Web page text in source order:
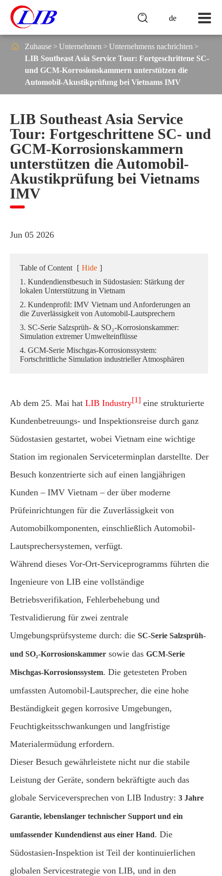
de

 Zuhause Unternehmen
Unternehmens nachrichten
LIB Southeast Asia Service Tour: Fortgeschrittene SC-
und GCM-Korrosionskammern unterstützen die
Automobil-Akustikprüfung bei Vietnams IMV
LIB Southeast Asia Service
Tour: Fortgeschrittene SC- und
GCM-Korrosionskammern
unterstützen die Automobil-
Akustikprüfung bei Vietnams
IMV
Jun 05 2026
Table of Content [ Hide ]
1. Kundendienstbesuch in Südostasien: Stärkung der
lokalen Unterstützung in Vietnam
2. Kundenprofil: IMV Vietnam und Anforderungen an
die Zuverlässigkeit von Automobil-Lautsprechern
3. SC-Serie Salzsprüh- & SO₂-Korrosionskammer:
Simulation extremer Umwelteinflüsse
4. GCM-Serie Mischgas-Korrosionssystem:
Fortschrittliche Simulation industrieller Atmosphären
Ab dem 25. Mai hat LIB Industry[1] eine strukturierte
Kundenbetreuungs- und Inspektionsreise durch ganz
Südostasien gestartet, wobei Vietnam eine wichtige
Station im regionalen Serviceterminplan darstellte. Der
Besuch konzentrierte sich auf einen langjährigen
Kunden – IMV Vietnam – der über moderne
Prüfeinrichtungen für die Zuverlässigkeit von
Automobilkomponenten, einschließlich Automobil-
Lautsprechersystemen, verfügt.
Während dieses Vor-Ort-Serviceprogramms führten die
Ingenieure von LIB eine vollständige
Betriebsverifikation, Fehlerbehebung und
Testvalidierung für zwei zentrale
Umgebungsprüfsysteme durch: die SC-Serie Salzsprüh-
und SO₂-Korrosionskammer sowie das GCM-Serie
Mischgas-Korrosionssystem. Die getesteten Proben
umfassten Automobil-Lautsprecher, die eine hohe
Beständigkeit gegen korrosive Umgebungen,
Feuchtigkeitsschwankungen und langfristige
Materialermüdung erfordern.
Dieser Besuch gewährleistete nicht nur die stabile
Leistung der Geräte, sondern bekräftigte auch das
globale Serviceversprechen von LIB Industry: 3 Jahre
Garantie, lebenslanger technischer Support und ein
umfassender Kundendienst aus einer Hand. Die
Südostasien-Inspektion ist Teil der kontinuierlichen
globalen Servicestrategie von LIB, und in den